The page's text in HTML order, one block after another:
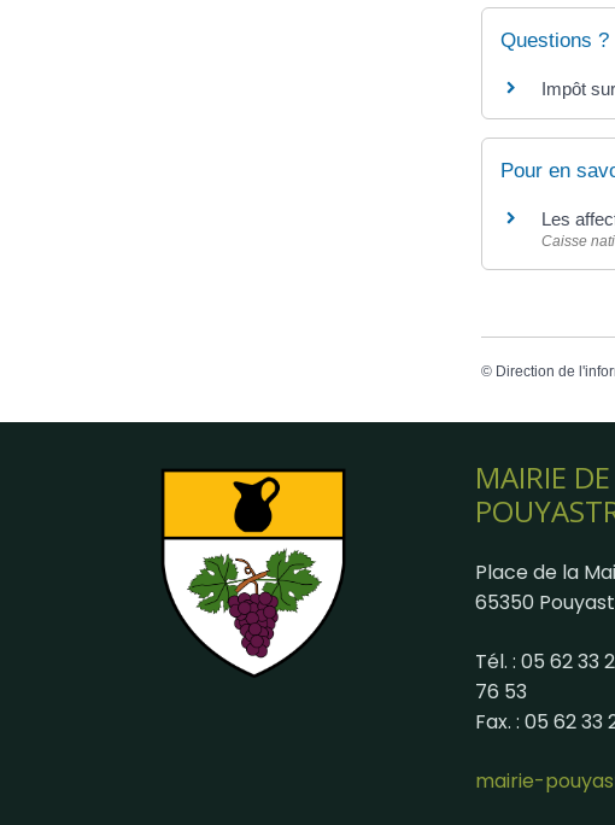
Questions ?
Impôt
Pour en
Les
Caisse
© Direction de
MAIRIE DE
Place de la
65350
Tél. : 05 62 33
76 53
Fax. : 05 62 33
mairie-